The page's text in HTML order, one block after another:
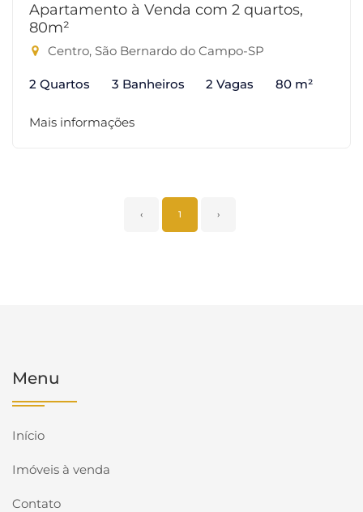
Apartamento à Venda com 2 quartos,
80m²
Centro, São Bernardo do Campo-SP
2 Quartos 3 Banheiros 2 Vagas 80 m²
Mais informações
‹ 1 ›
Menu
Início
Imóveis à venda
Contato